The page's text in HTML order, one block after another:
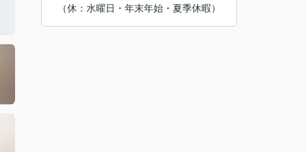
（休：水曜日・年末年始・夏季休暇）